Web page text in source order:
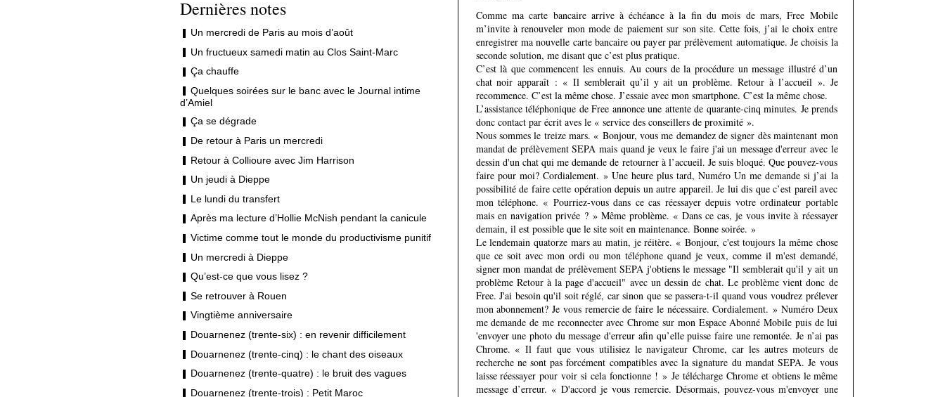
Dernières notes
Un mercredi de Paris au mois d’août
Un fructueux samedi matin au Clos Saint-Marc
Ça chauffe
Quelques soirées sur le banc avec le Journal intime
d’Amiel
Ça se dégrade
De retour à Paris un mercredi
Retour à Collioure avec Jim Harrison
Un jeudi à Dieppe
Le lundi du transfert
Après ma lecture d’Hollie McNish pendant la canicule
Victime comme tout le monde du productivisme punitif
Un mercredi à Dieppe
Qu’est-ce que vous lisez ?
Se retrouver à Rouen
Vingtième anniversaire
Douarnenez (trente-six) : en revenir difficilement
Douarnenez (trente-cinq) : le chant des oiseaux
Douarnenez (trente-quatre) : le bruit des vagues
Douarnenez (trente-trois) : Petit Maroc
Comme ma carte bancaire arrive à échéance à la fin du mois de mars, Free Mobile
m’invite à renouveler mon mode de paiement sur son site. Cette fois, j’ai le choix entre
enregistrer ma nouvelle carte bancaire ou payer par prélèvement automatique. Je choisis la
seconde solution, me disant que c’est plus pratique.
C’est là que commencent les ennuis. Au cours de la procédure un message illustré d’un
chat noir apparaît : « Il semblerait qu’il y ait un problème. Retour à l’accueil ». Je
recommence. C’est la même chose. J’essaie avec mon smartphone. C’est la même chose.
L’assistance téléphonique de Free annonce une attente de quarante-cinq minutes. Je prends
donc contact par écrit aves le « service des conseillers de proximité ».
Nous sommes le treize mars. « Bonjour, vous me demandez de signer dès maintenant mon
mandat de prélèvement SEPA mais quand je veux le faire j'ai un message d'erreur avec le
dessin d'un chat qui me demande de retourner à l’accueil. Je suis bloqué. Que pouvez-vous
faire pour moi? Cordialement. » Une heure plus tard, Numéro Un me demande si j’ai la
possibilité de faire cette opération depuis un autre appareil. Je lui dis que c’est pareil avec
mon téléphone. « Pourriez-vous dans ce cas réessayer depuis votre ordinateur portable
mais en navigation privée ? » Même problème. « Dans ce cas, je vous invite à réessayer
demain, il est possible que le site soit en maintenance. Bonne soirée. »
Le lendemain quatorze mars au matin, je réitère. « Bonjour, c'est toujours la même chose
que ce soit avec mon ordi ou mon téléphone quand je veux, comme il m'est demandé,
signer mon mandat de prélèvement SEPA j'obtiens le message "Il semblerait qu'il y ait un
problème Retour à la page d'accueil" avec un dessin de chat. Le problème vient donc de
Free. J'ai besoin qu'il soit réglé, car sinon que se passera-t-il quand vous voudrez prélever
mon abonnement? Je vous remercie de faire le nécessaire. Cordialement. » Numéro Deux
me demande de me reconnecter avec Chrome sur mon Espace Abonné Mobile puis de lui
'envoyer une photo du message d'erreur afin qu’elle puisse faire une remontée. Je n’ai pas
Chrome. « Il faut que vous utilisiez le navigateur Chrome, car les autres moteurs de
recherche ne sont pas forcément compatibles avec la signature du mandat SEPA. Je vous
laisse réessayer pour voir si cela fonctionne ! » Je télécharge Chrome et obtiens le même
message d’erreur. « D'accord je vous remercie. Désormais, pouvez-vous m'envoyer une